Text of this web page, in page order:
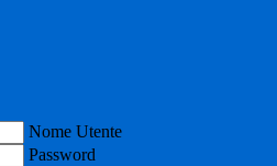
Nome Utente
Password